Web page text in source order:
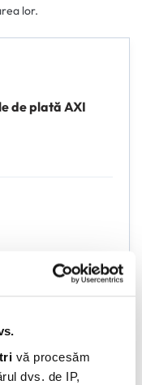
vă procesăm
dvs. de IP,
lor.
de plată AXI
la cardul de